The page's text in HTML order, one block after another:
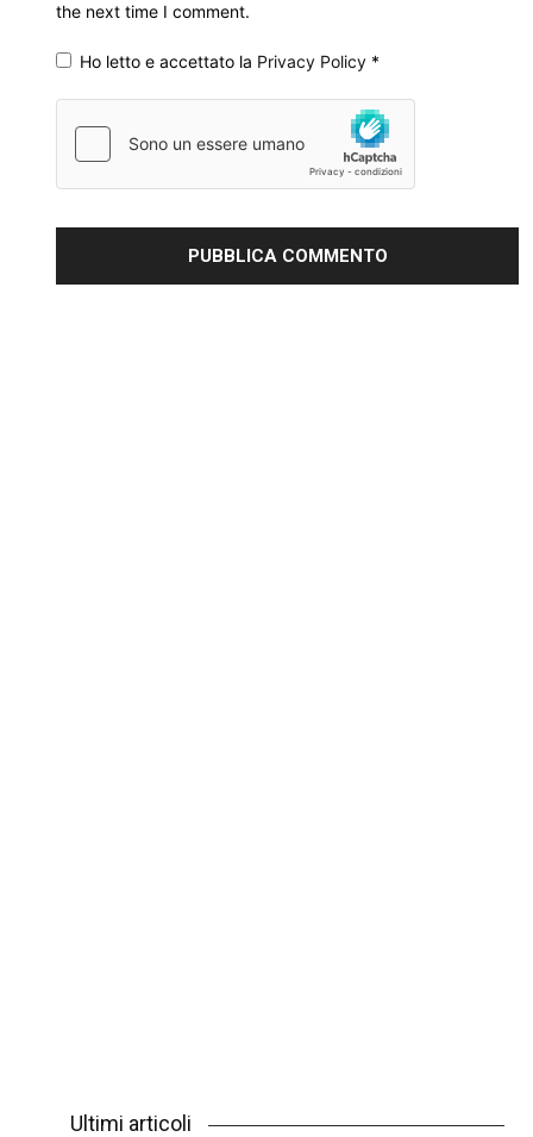
the next time I comment.
Ho letto e accettato la Privacy Policy *
Ultimi articoli